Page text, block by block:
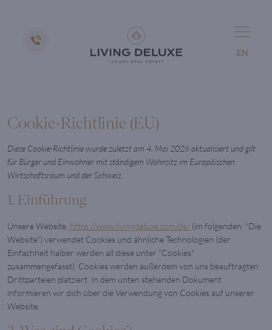
EN
Cookie-Richtlinie (EU)
Diese Cookie-Richtlinie wurde zuletzt am 4. Mai 2026 aktualisiert und gilt
für Bürger und Einwohner mit ständigem Wohnsitz im Europäischen
Wirtschaftsraum und der Schweiz.
1. Einführung
Unsere Website, https://www.livingdeluxe.com/de/ (im folgenden: "Die
Website") verwendet Cookies und ähnliche Technologien (der
Einfachheit halber werden all diese unter "Cookies"
zusammengefasst). Cookies werden außerdem von uns beauftragten
Drittparteien platziert. In dem unten stehenden Dokument
informieren wir dich über die Verwendung von Cookies auf unserer
Website.